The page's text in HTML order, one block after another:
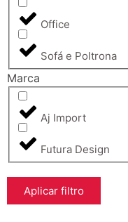
Office
Sofá e Poltrona
Marca
Aj Import
Futura Design
Aplicar filtro